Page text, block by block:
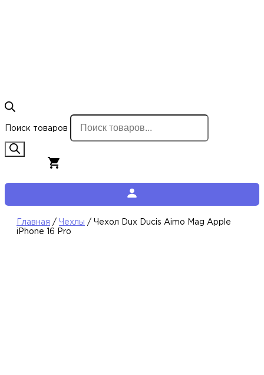
Поиск товаров
Главная / Чехлы / Чехол Dux Ducis Aimo Mag Apple
iPhone 16 Pro